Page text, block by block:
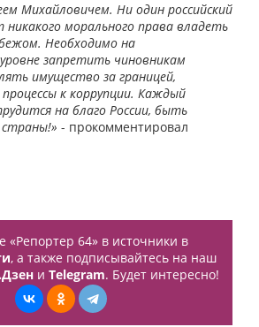
Михайловичем. Ни один российский
никакого морального права владеть
Необходимо на
запретить чиновникам
имущество за границей,
к коррупции. Каждый
на благо России, быть
- прокомментировал
«Репортер 64» в источники в
, а также подписывайтесь на наш
и Telegram. Будет интересно!